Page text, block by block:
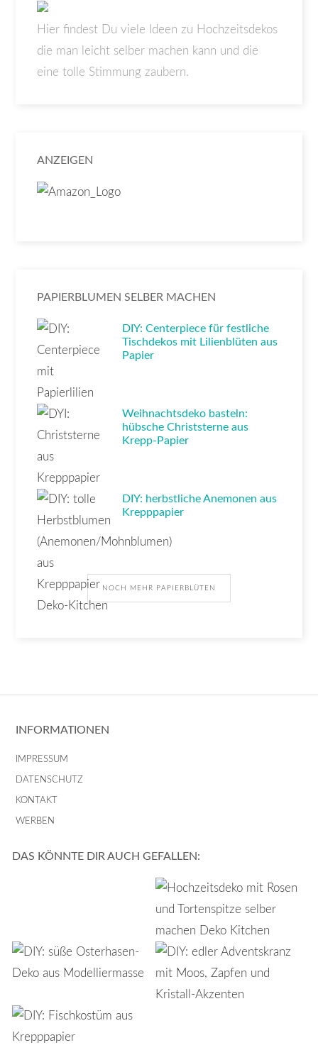
Hier findest Du viele Ideen zu Hochzeitsdekos
die man leicht selber machen kann und die
eine tolle Stimmung zaubern.
ANZEIGEN
PAPIERBLUMEN SELBER MACHEN
DIY: Centerpiece für festliche
Tischdekos mit Lilienblüten aus
Papier
Weihnachtsdeko basteln:
hübsche Christsterne aus
Krepp-Papier
DIY: herbstliche Anemonen aus
Krepppapier
NOCH MEHR PAPIERBLÜTEN
INFORMATIONEN
IMPRESSUM
DATENSCHUTZ
KONTAKT
WERBEN
DAS KÖNNTE DIR AUCH GEFALLEN: